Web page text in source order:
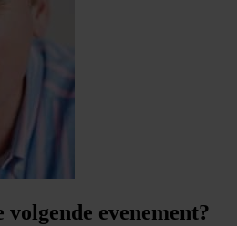
evenement?